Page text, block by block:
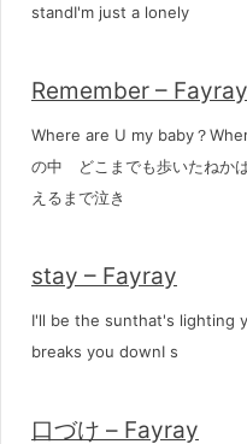
standI'm just a lonely
Remember – Fayray
Where are U my baby？
の中 どこまでも歩いたねか
えるまで泣き
stay – Fayray
I'll be the sunthat's lighting
breaks you downI s
口づけ – Fayray